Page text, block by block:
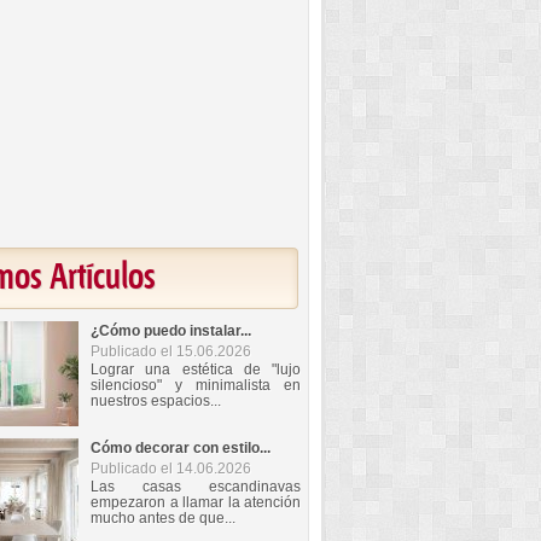
Artículos
¿Cómo puedo instalar...
Publicado el 15.06.2026
Lograr una estética de "lujo
silencioso" y minimalista en
nuestros espacios...
Cómo decorar con estilo...
Publicado el 14.06.2026
Las casas escandinavas
empezaron a llamar la atención
mucho antes de que...